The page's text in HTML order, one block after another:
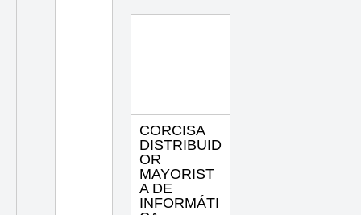
CORCISA
DISTRIBUID
OR
MAYORIST
A DE
INFORMÁTI